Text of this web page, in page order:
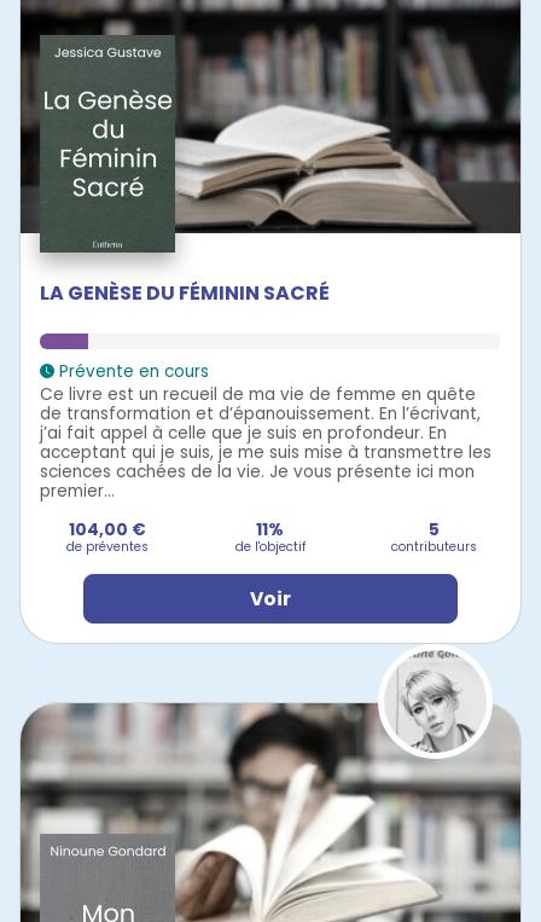
LA GENÈSE DU FÉMININ SACRÉ
Prévente en cours
Ce livre est un recueil de ma vie de femme en quête
de transformation et d’épanouissement. En l’écrivant,
j’ai fait appel à celle que je suis en profondeur. En
acceptant qui je suis, je me suis mise à transmettre les
sciences cachées de la vie. Je vous présente ici mon
premier...
104,00 €
de préventes
11%
de l'objectif
5
contributeurs
Voir